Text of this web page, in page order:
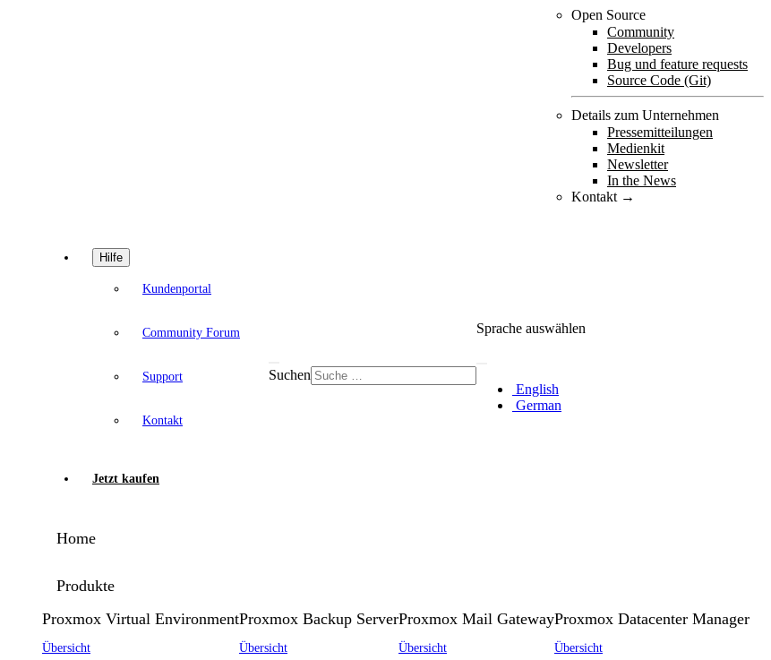
Open Source
Community
Developers
Bug und feature requests
Source Code (Git)
Details zum Unternehmen
Pressemitteilungen
Medienkit
Newsletter
In the News
Kontakt →
Hilfe
Kundenportal
Community Forum
Support
Kontakt
Jetzt kaufen
Suchen
Sprache auswählen
English
German
Home
Produkte
Proxmox Virtual Environment
Übersicht
Proxmox Backup Server
Übersicht
Proxmox Mail Gateway
Übersicht
Proxmox Datacenter Manager
Übersicht